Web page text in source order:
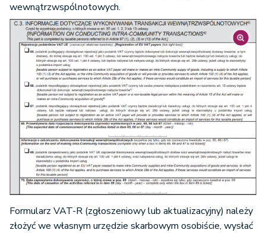
wewnątrzwspólnotowych.
Formularz VAT-R (zgłoszeniowy lub aktualizacyjny) należy
złożyć we własnym urzędzie skarbowym osobiście, wysłać